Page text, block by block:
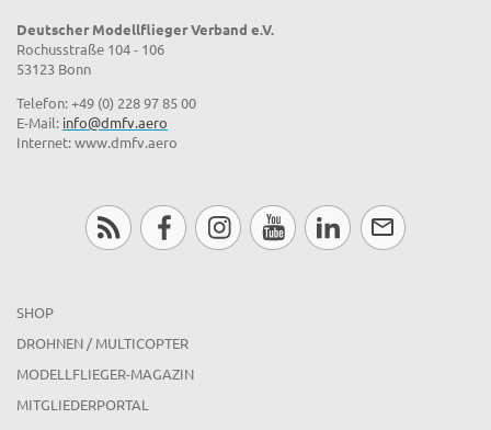
Deutscher Modellflieger Verband e.V.
Rochusstraße 104 - 106
53123 Bonn
Telefon: +49 (0) 228 97 85 00
E-Mail: info@dmfv.aero
Internet: www.dmfv.aero
SHOP
DROHNEN / MULTICOPTER
MODELLFLIEGER-MAGAZIN
MITGLIEDERPORTAL